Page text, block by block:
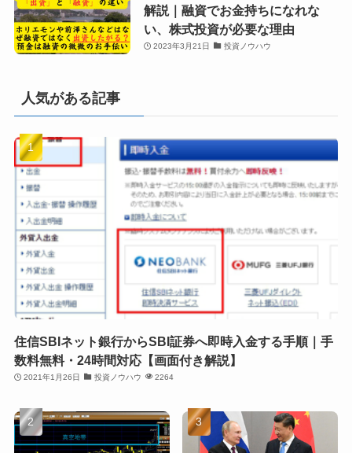
解説｜融資でお金持ちになれな
い、株式投資が必要な理由
2023年3月21日 投資ノウハウ
人気がある記事
住信SBIネット銀行からSBI証券へ即時入金する手順｜手
数料無料・24時間対応【画面付き解説】
2021年1月26日 投資ノウハウ 2264